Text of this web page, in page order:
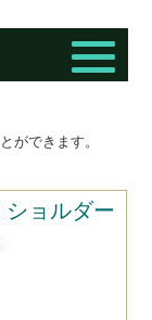
ができます。
ョルダー